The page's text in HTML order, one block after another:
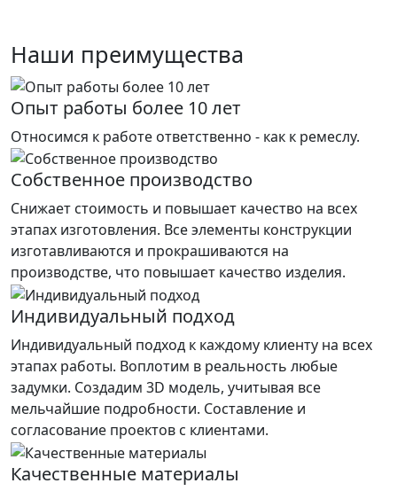
Наши преимущества
Опыт работы более 10 лет
Относимся к работе ответственно - как к ремеслу.
Собственное производство
Снижает стоимость и повышает качество на всех
этапах изготовления. Все элементы конструкции
изготавливаются и прокрашиваются на
производстве, что повышает качество изделия.
Индивидуальный подход
Индивидуальный подход к каждому клиенту на всех
этапах работы. Воплотим в реальность любые
задумки. Создадим 3D модель, учитывая все
мельчайшие подробности. Составление и
согласование проектов с клиентами.
Качественные материалы